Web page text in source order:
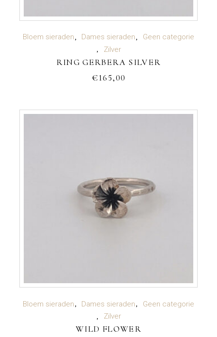
TOEVOEGEN AAN WINKELWAGEN
Bloem sieraden Dames sieraden
Geen categorie
Zilver
RING GERBERA SILVER
€165,00
TOEVOEGEN AAN WINKELWAGEN
Bloem sieraden Dames sieraden
Geen categorie
Zilver
WILD FLOWER